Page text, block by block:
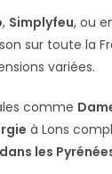
, Simplyfeu, ou
sur toute la
variées.
comme
à Lons
les